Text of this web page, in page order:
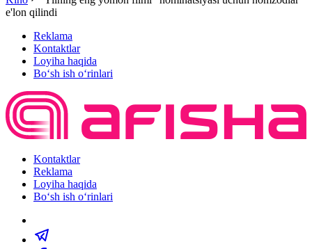
e'lon qilindi
Reklama
Kontaktlar
Loyiha haqida
Bo‘sh ish o‘rinlari
Kontaktlar
Reklama
Loyiha haqida
Bo‘sh ish o‘rinlari